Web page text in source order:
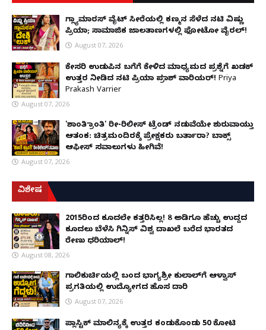
ಗ್ಲ್ಯಾಮಾರಸ್ ವೈಟ್‌ ಸೀರೆಯಲ್ಲಿ ಕಣ್ಮನ ಸೆಳೆದ ನಟಿ ವಿಷ್ಣು
ಪ್ರಿಯಾ; ಸಾಮಾಜಿಕ ಜಾಲತಾಣಗಳಲ್ಲಿ ಫೋಟೋ ವೈರಲ್!
August 07, 2026
ಕೇಸರಿ ಉಡುಪಿನ ಬಗೆಗೆ ಕೇಳಿದ ಮಾಧ್ಯಮದ ಪ್ರಶ್ನೆಗೆ ಖಡಕ್
ಉತ್ತರ ನೀಡಿದ ನಟಿ ಪ್ರಿಯಾ ಪ್ರಕಾಶ್ ವಾರಿಯರ್! Priya
Prakash Varrier
August 07, 2026
'ಶಾಂತಿ ಕ್ರಾಂತಿ' ರೀ-ರಿಲೀಸ್ ಟ್ರೆಂಡ್ ನಡುವೆಯೇ ಶುರುವಾಯ್ತು
ಆತಂಕ: ಚಿತ್ರಮಂದಿರಕ್ಕೆ ಪ್ರೇಕ್ಷಕರು ಬರ್ತಾರಾ? ಬಾಕ್ಸ್
ಆಫೀಸ್ ಸವಾಲುಗಳು ಹೀಗಿವೆ!
August 07, 2026
ವಿಶೇಷ
2015ರಿಂದ ಕೂದಲೇ ಕತ್ತರಿಸಿಲ್ಲ! 8 ಅಡಿಗೂ ಹೆಚ್ಚು ಉದ್ದದ
ಕೂದಲು ಬೆಳೆಸಿ ಗಿನ್ನಿಸ್ ವಿಶ್ವ ದಾಖಲೆ ಬರೆದ ಭಾರತದ
ರೇಣು ಧರಿಯಾಲ್!
August 08, 2026
ಗಾಲಿಕುರ್ಚಿಯಲ್ಲಿ ಬಂದ ಭಾಗ್ಯಶ್ರೀ ಕುಲಾಲ್‌ಗೆ ಆಳ್ವಾಸ್
ಪ್ರಗತಿಯಲ್ಲಿ ಉದ್ಯೋಗದ ಹೊಸ ದಾರಿ
August 07, 2026
ಪ್ಲಾಸ್ಟಿಕ್ ಮಾಲಿನ್ಯಕ್ಕೆ ಉತ್ತರ ಕಂಡುಕೊಂಡು ₹50 ಕೋಟಿ